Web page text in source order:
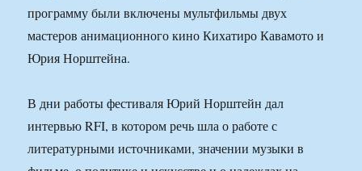
программу были включены мультфильмы двух
мастеров анимационного кино Кихатиро Кавамото и
Юрия Норштейна.
В дни работы фестиваля Юрий Норштейн дал
интервью RFI, в котором речь шла о работе с
литературными источниками, значении музыки в